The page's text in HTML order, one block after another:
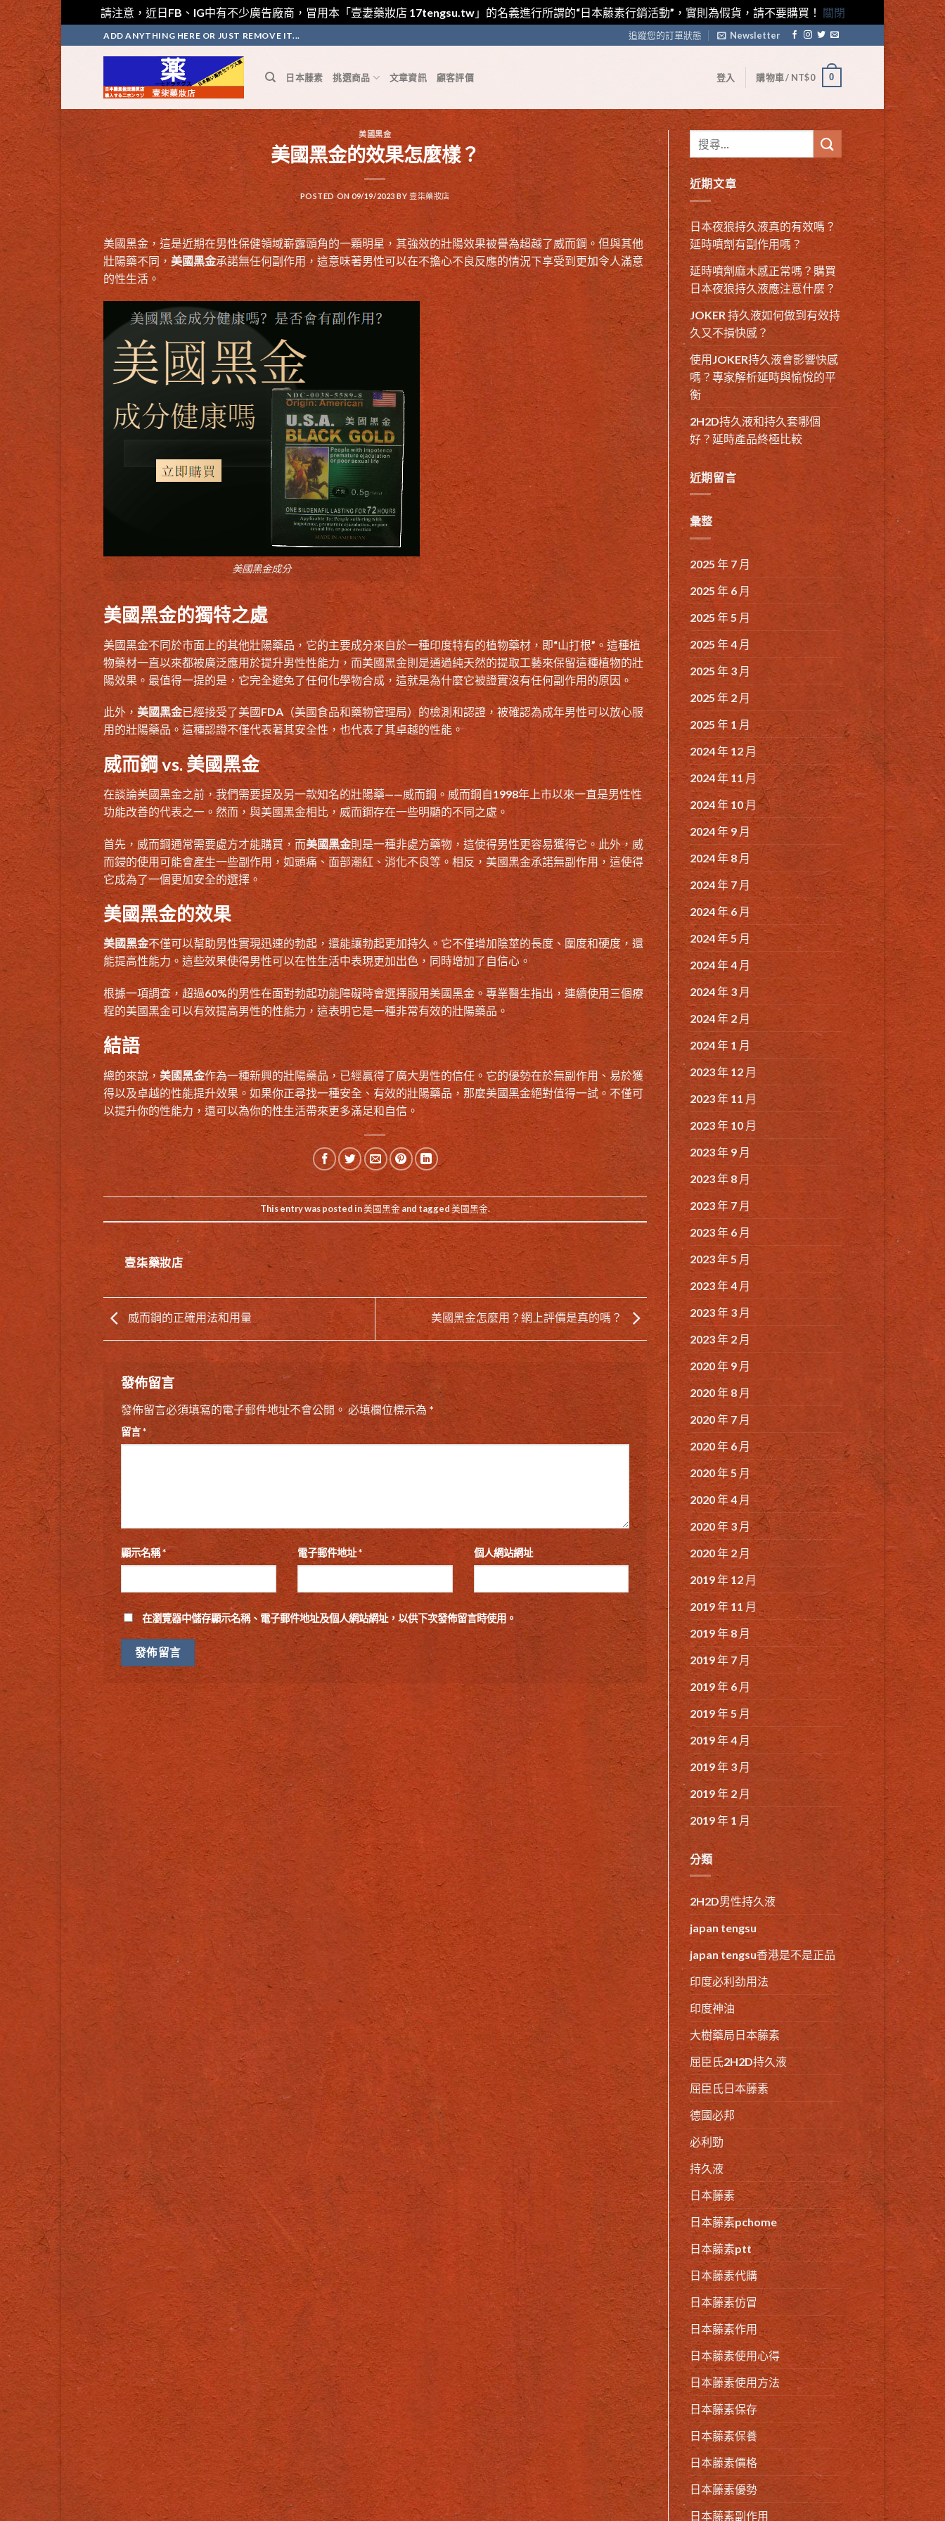
請注意，近日FB、IG中有不少廣告廠商，冒用本「壹妻藥妝店 17tengsu.tw」的名義進行所謂的“日本藤素行銷活動”，實則為假貨，請不要購買！ 關閉
to
ADD ANYTHING HERE OR JUST REMOVE IT... 追蹤您的訂單狀態 Newsletter
日本藤素 挑選商品 文章資訊 顧客評價 登入 購物車 / NT$0 0
美國黑金
美國黑金的效果怎麼樣？
POSTED ON09/19/2023 BY壹柒藥妝店
美國黑金，這是近期在男性保健領域嶄露頭角的一顆明星，其強效的壯陽效果被譽為超越了威而鋼。但與其他
壯陽藥不同，美國黑金承諾無任何副作用，這意味著男性可以在不擔心不良反應的情況下享受到更加令人滿意
的性生活。
美國黑金成分
美國黑金的獨特之處
美國黑金不同於市面上的其他壯陽藥品，它的主要成分來自於一種印度特有的植物藥材，即“山打根”。這種植
物藥材一直以來都被廣泛應用於提升男性性能力，而美國黑金則是通過純天然的提取工藝來保留這種植物的壯
陽效果。最值得一提的是，它完全避免了任何化學物合成，這就是為什麼它被證實沒有任何副作用的原因。
此外， 美國黑金已經接受了美國FDA（美國食品和藥物管理局）的檢測和認證，被確認為成年男性可以放心服
用的壯陽藥品。這種認證不僅代表著其安全性，也代表了其卓越的性能。
威而鋼 vs. 美國黑金
在談論美國黑金之前，我們需要提及另一款知名的壯陽藥——威而鋼。威而鋼自1998年上市以來一直是男性性
功能改善的代表之一。然而，與美國黑金相比，威而鋼存在一些明顯的不同之處。
首先，威而鋼通常需要處方才能購買，而美國黑金則是一種非處方藥物，這使得男性更容易獲得它。此外，威
而鋟的使用可能會產生一些副作用，如頭痛、面部潮紅、消化不良等。相反，美國黑金承諾無副作用，這使得
它成為了一個更加安全的選擇。
美國黑金的效果
美國黑金不僅可以幫助男性實現迅速的勃起，還能讓勃起更加持久。它不僅增加陰莖的長度、圍度和硬度，還
能提高性能力。這些效果使得男性可以在性生活中表現更加出色，同時增加了自信心。
根據一項調查，超過60%的男性在面對勃起功能障礙時會選擇服用美國黑金。專業醫生指出，連續使用三個療
程的美國黑金可以有效提高男性的性能力，這表明它是一種非常有效的壯陽藥品。
結語
總的來說， 美國黑金作為一種新興的壯陽藥品，已經贏得了廣大男性的信任。它的優勢在於無副作用、易於獲
得以及卓越的性能提升效果。如果你正尋找一種安全、有效的壯陽藥品，那麼美國黑金絕對值得一試。不僅可
以提升你的性能力，還可以為你的性生活帶來更多滿足和自信。
This entry was posted in美國黑金and tagged美國黑金.
壹柒藥妝店
威而鋼的正確用法和用量 美國黑金怎麼用？網上評價是真的嗎？
發佈留言
發佈留言必須填寫的電子郵件地址不會公開。必填欄位標示為 *
留言*
顯示名稱* 電子郵件地址* 個人網站網址
在瀏覽器中儲存顯示名稱、電子郵件地址及個人網站網址，以供下次發佈留言時使用。
近期文章
日本夜狼持久液真的有效嗎？
延時噴劑有副作用嗎？
延時噴劑麻木感正常嗎？購買
日本夜狼持久液應注意什麼？
JOKER 持久液如何做到有效持
久又不損快感？
使用JOKER持久液會影響快感
嗎？專家解析延時與愉悅的平
衡
2H2D持久液和持久套哪個
好？延時產品終極比較
近期留言
彙整
2025 年 7 月
2025 年 6 月
2025 年 5 月
2025 年 4 月
2025 年 3 月
2025 年 2 月
2025 年 1 月
2024 年 12 月
2024 年 11 月
2024 年 10 月
2024 年 9 月
2024 年 8 月
2024 年 7 月
2024 年 6 月
2024 年 5 月
2024 年 4 月
2024 年 3 月
2024 年 2 月
2024 年 1 月
2023 年 12 月
2023 年 11 月
2023 年 10 月
2023 年 9 月
2023 年 8 月
2023 年 7 月
2023 年 6 月
2023 年 5 月
2023 年 4 月
2023 年 3 月
2023 年 2 月
2020 年 9 月
2020 年 8 月
2020 年 7 月
2020 年 6 月
2020 年 5 月
2020 年 4 月
2020 年 3 月
2020 年 2 月
2019 年 12 月
2019 年 11 月
2019 年 8 月
2019 年 7 月
2019 年 6 月
2019 年 5 月
2019 年 4 月
2019 年 3 月
2019 年 2 月
2019 年 1 月
分類
2H2D男性持久液
japan tengsu
japan tengsu香港是不是正品
印度必利劲用法
印度神油
大樹藥局日本藤素
屈臣氏2H2D持久液
屈臣氏日本藤素
德國必邦
必利勁
持久液
日本藤素
日本藤素pchome
日本藤素ptt
日本藤素代購
日本藤素仿冒
日本藤素作用
日本藤素使用心得
日本藤素使用方法
日本藤素保存
日本藤素保養
日本藤素價格
日本藤素優勢
日本藤素副作用